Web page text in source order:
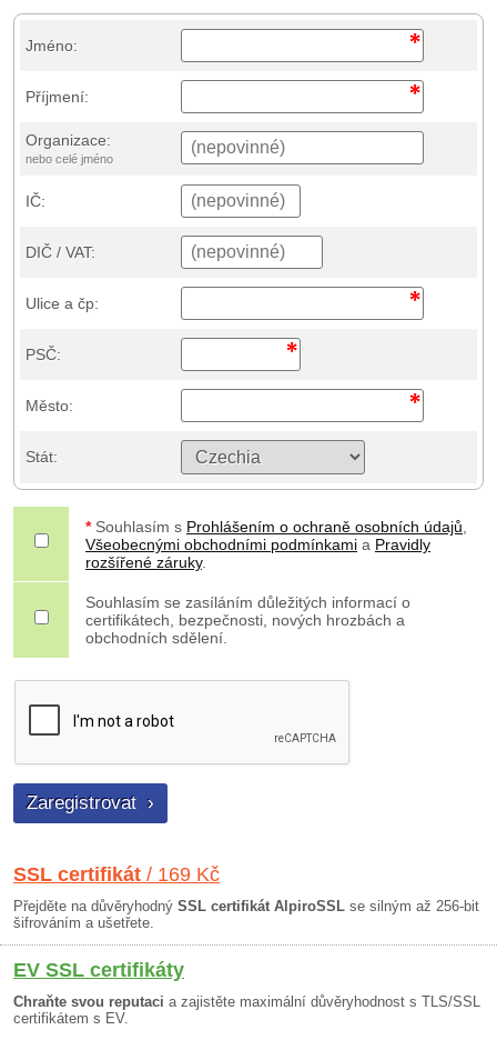
Jméno:
Příjmení:
Organizace:
nebo celé jméno
IČ:
DIČ / VAT:
Ulice a čp:
PSČ:
Město:
Stát:
* Souhlasím s Prohlášením o ochraně osobních údajů
Všeobecnými obchodními podmínkami a Pravidly
rozšířené záruky.
Souhlasím se zasíláním důležitých informací o
certifikátech, bezpečnosti, nových hrozbách a
obchodních sdělení.
SSL certifikát / 169 Kč
Přejděte na důvěryhodný SSL certifikát AlpiroSSL se silným až 256-bit
šifrováním a ušetřete.
EV SSL certifikáty
Chraňte svou reputaci a zajistěte maximální důvěryhodnost s TLS/SSL
certifikátem s EV.